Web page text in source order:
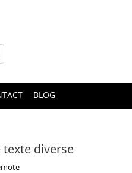
BLOG
texte diverse